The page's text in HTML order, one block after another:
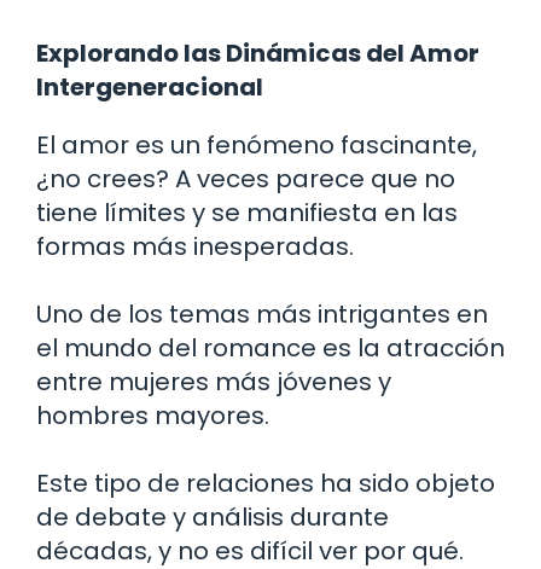
Explorando las Dinámicas del Amor
Intergeneracional
El amor es un fenómeno fascinante,
¿no crees? A veces parece que no
tiene límites y se manifiesta en las
formas más inesperadas.
Uno de los temas más intrigantes en
el mundo del romance es la atracción
entre mujeres más jóvenes y
hombres mayores.
Este tipo de relaciones ha sido objeto
de debate y análisis durante
décadas, y no es difícil ver por qué.